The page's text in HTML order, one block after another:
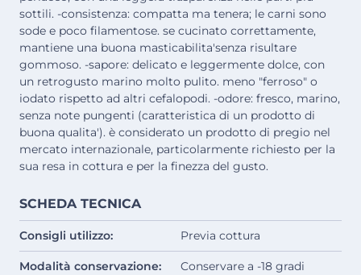
sottili. -consistenza: compatta ma tenera; le carni sono
sode e poco filamentose. se cucinato correttamente,
mantiene una buona masticabilita'senza risultare
gommoso. -sapore: delicato e leggermente dolce, con
un retrogusto marino molto pulito. meno "ferroso" o
iodato rispetto ad altri cefalopodi. -odore: fresco, marino,
senza note pungenti (caratteristica di un prodotto di
buona qualita'). è considerato un prodotto di pregio nel
mercato internazionale, particolarmente richiesto per la
sua resa in cottura e per la finezza del gusto.
SCHEDA TECNICA
Consigli utilizzo: Previa cottura
Modalità conservazione: Conservare a -18 gradi